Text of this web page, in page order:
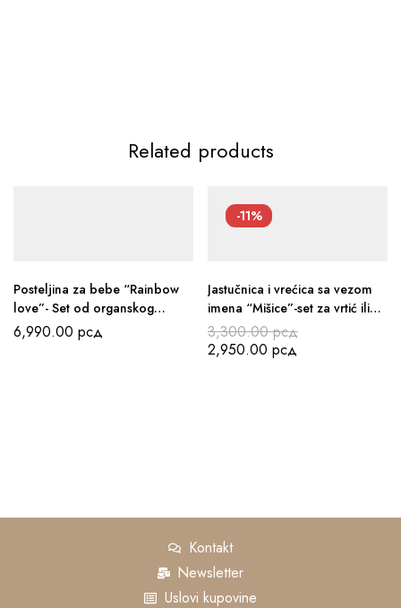
Related products
Posteljina za bebe “Rainbow
love”- Set od organskog
pamuka
6,990.00 рсд
-11%
Jastučnica i vrećica sa vezom
imena “Mišice”-set za vrtić ili
poklon
3,300.00рсд
2,950.00 рсд
Kontakt
Newsletter
Uslovi kupovine